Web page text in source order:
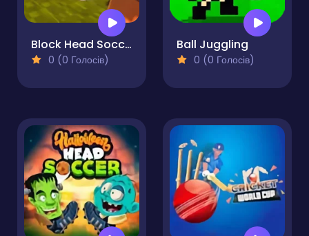
Block Head Soccer
0 (0 Голосів)
Ball Juggling
0 (0 Голосів)